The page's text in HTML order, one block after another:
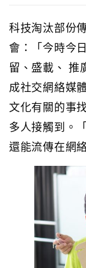
科技淘汰部份
會：「今時今
留、盛載、 推
成社交網絡媒
文化有關的事
多人接觸到。
還能流傳在網絡